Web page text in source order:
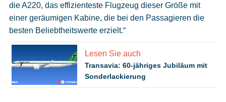
die A220, das effizienteste Flugzeug dieser Größe mit
einer geräumigen Kabine, die bei den Passagieren die
besten Beliebtheitswerte erzielt.“
Lesen Sie auch
Transavia: 60-jähriges Jubiläum mit
Sonderlackierung